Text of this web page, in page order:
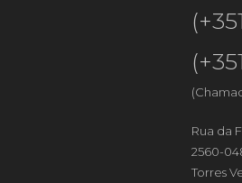
Rua da
2560-
Torres